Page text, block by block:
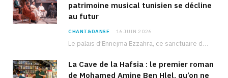
patrimoine musical tunisien se décline
au futur
CHANT&DANSE 16 JUIN 2026
Le palais d’Ennejma Ezzahra, ce sanctuaire de la musique tunisienne et méditerranéenne construit par le…
La Cave de la Hafsia : le premier roman
de Mohamed Amine Ben Hlel, qu’on ne